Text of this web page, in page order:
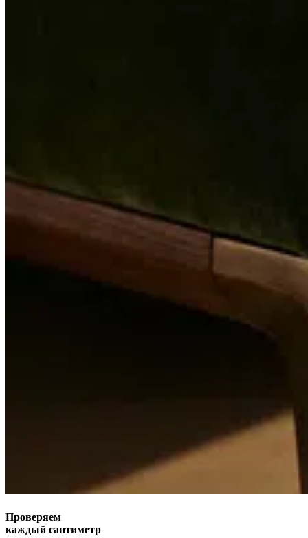
Проверяем
каждый сантиметр